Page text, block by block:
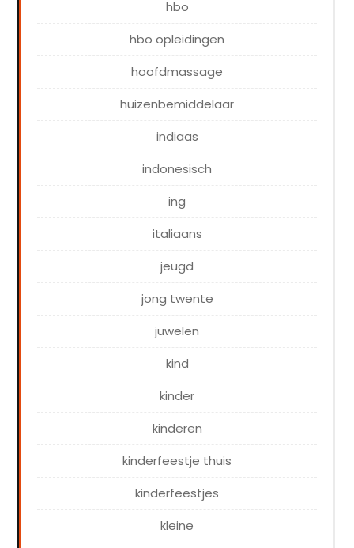
hbo
hbo opleidingen
hoofdmassage
huizenbemiddelaar
indiaas
indonesisch
ing
italiaans
jeugd
jong twente
juwelen
kind
kinder
kinderen
kinderfeestje thuis
kinderfeestjes
kleine